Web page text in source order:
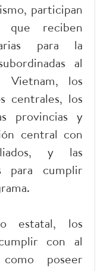
participan
que reciben
para la
al
los
centrales, los
provincias y
central con
y las
para cumplir
estatal, los
con al
poseer